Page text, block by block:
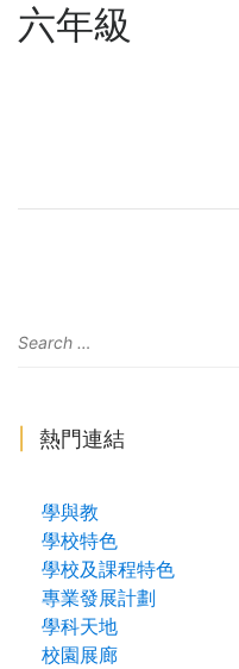
六年級
熱門連結
學與教
學校特色
學校及課程特色
專業發展計劃
學科天地
校園展廊